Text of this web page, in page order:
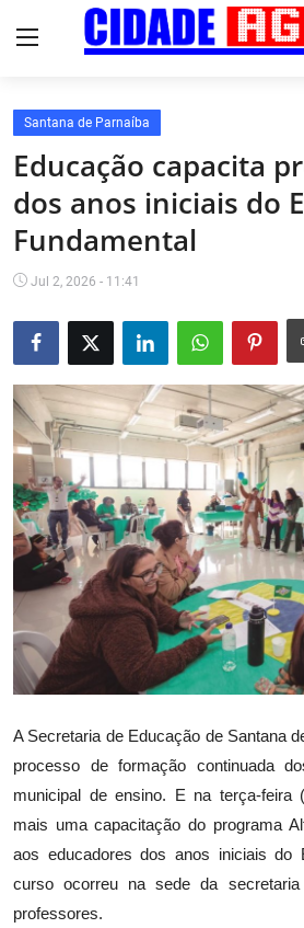
Início
Fale Conosco
Brasil
Esportes
Tecnologia
Cultura
Saúde
Santana de Parnaíba
Educação capacita
dos anos iniciais do
Fundamental
Jul 2, 2026 - 11:41
A Secretaria de Educação de Santana
processo de formação continuada
municipal de ensino. E na terça-feira
mais uma capacitação do programa
aos educadores dos anos iniciais do
curso ocorreu na sede da
professores.